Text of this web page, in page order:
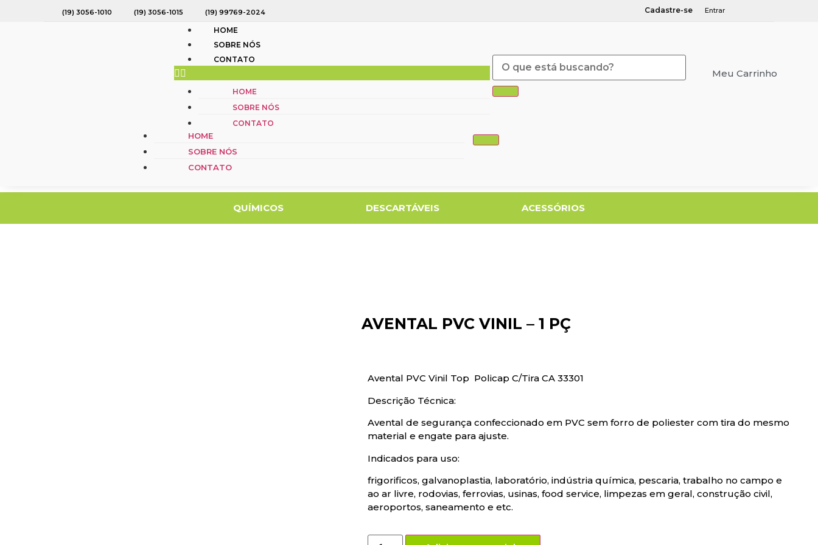
(19) 3056-1010 (19) 3056-1015 (19) 99769-2024 Cadastre-se Entrar
HOME
SOBRE NÓS
CONTATO
HOME
SOBRE NÓS
CONTATO
Meu Carrinho
HOME
HOME
SOBRE NÓS
CONTATO
QUÍMICOS DESCARTÁVEIS ACESSÓRIOS
AVENTAL PVC VINIL – 1 PÇ
Avental PVC Vinil Top Policap C/Tira CA 33301
Descrição Técnica:
Avental de segurança confeccionado em PVC sem forro de poliester com tira do mesmo
material e engate para ajuste.
Indicados para uso:
frigorificos, galvanoplastia, laboratório, indústria química, pescaria, trabalho no campo e
ao ar livre, rodovias, ferrovias, usinas, food service, limpezas em geral, construção civil,
aeroportos, saneamento e etc.